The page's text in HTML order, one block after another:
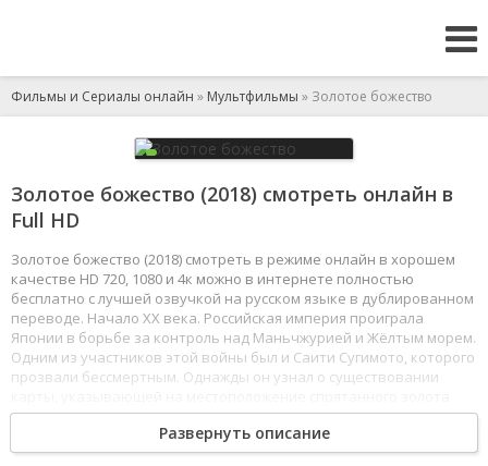
Фильмы и Сериалы онлайн » Мультфильмы » Золотое божество
Золотое божество (2018) смотреть онлайн в
Full HD
Золотое божество (2018) смотреть в режиме онлайн в хорошем
качестве HD 720, 1080 и 4к можно в интернете полностью
бесплатно с лучшей озвучкой на русском языке в дублированном
переводе. Начало XX века. Российская империя проиграла
Японии в борьбе за контроль над Маньчжурией и Жёлтым морем.
Одним из участников этой войны был и Саити Сугимото, которого
прозвали бессмертным. Однажды он узнал о существовании
айнов. Саити отправляется на поиски богатств, но он далеко
не единственный, кто хочет быстро разбогатеть.
12345 678
Развернуть описание